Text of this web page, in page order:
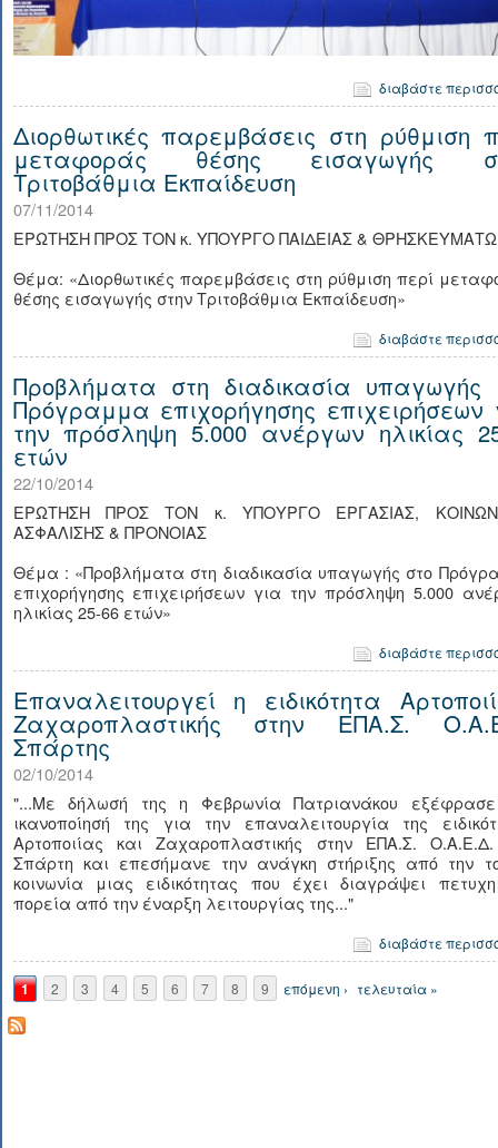
διαβάστε
Διορθωτικές παρεμβάσεις στη ρύθμιση
μεταφοράς θέσης εισαγωγής
Τριτοβάθμια Εκπαίδευση
07/11/2014
ΕΡΩΤΗΣΗ ΠΡΟΣ ΤΟΝ κ. ΥΠΟΥΡΓΟ ΠΑΙΔΕΙΑΣ &
Θέμα: «Διορθωτικές παρεμβάσεις στη ρύθμιση περί
θέσης εισαγωγής στην Τριτοβάθμια Εκπαίδευση»
διαβάστε
Προβλήματα στη διαδικασία υπαγωγής
Πρόγραμμα επιχορήγησης επιχειρήσεων
την πρόσληψη 5.000 ανέργων ηλικίας
ετών
22/10/2014
ΕΡΩΤΗΣΗ ΠΡΟΣ ΤΟΝ κ. ΥΠΟΥΡΓΟ ΕΡΓΑΣΙΑΣ,
ΑΣΦΑΛΙΣΗΣ & ΠΡΟΝΟΙΑΣ
Θέμα : «Προβλήματα στη διαδικασία υπαγωγής στο
επιχορήγησης επιχειρήσεων για την πρόσληψη 5.000
ηλικίας 25-66 ετών»
διαβάστε
Επαναλειτουργεί η ειδικότητα
Ζαχαροπλαστικής στην ΕΠΑ.Σ.
Σπάρτης
02/10/2014
"...Με δήλωσή της η Φεβρωνία Πατριανάκου
ικανοποίησή της για την επαναλειτουργία της
Αρτοποιίας και Ζαχαροπλαστικής στην ΕΠΑ.Σ.
Σπάρτη και επεσήμανε την ανάγκη στήριξης από την
κοινωνία μιας ειδικότητας που έχει διαγράψει
πορεία από την έναρξη λειτουργίας της..."
διαβάστε
Σελίδες
1 2 3 4 5 6 7 8 9 επόμενη › τελευταία »